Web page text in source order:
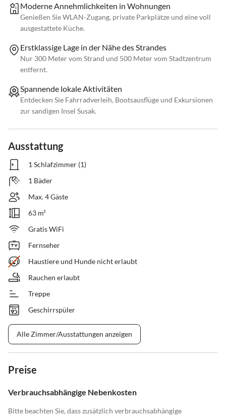
Moderne Annehmlichkeiten in Wohnungen
Genießen Sie WLAN-Zugang, private Parkplätze und eine voll
ausgestattete Küche.
Erstklassige Lage in der Nähe des Strandes
Nur 300 Meter vom Strand und 500 Meter vom Stadtzentrum
entfernt.
Spannende lokale Aktivitäten
Entdecken Sie Fahrradverleih, Bootsausflüge und Exkursionen
zur sandigen Insel Susak.
Ausstattung
1 Schlafzimmer (1)
1 Bäder
Max. 4 Gäste
63 m²
Gratis WiFi
Fernseher
Haustiere und Hunde nicht erlaubt
Rauchen erlaubt
Treppe
Geschirrspüler
Alle Zimmer/Ausstattungen anzeigen
Preise
Verbrauchsabhängige Nebenkosten
Bitte beachten Sie, dass zusätzlich verbrauchsabhängige